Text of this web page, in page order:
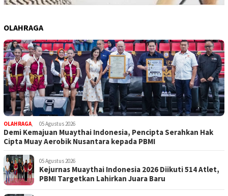
OLAHRAGA
OLAHRAGA, 05 Agustus 2026
Demi Kemajuan Muaythai Indonesia, Pencipta Serahkan Hak
Cipta Muay Aerobik Nusantara kepada PBMI
05 Agustus 2026
Kejurnas Muaythai Indonesia 2026 Diikuti 514 Atlet,
PBMI Targetkan Lahirkan Juara Baru